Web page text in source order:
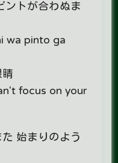
ントが合わぬま
wa pinto ga
睛
focus on your
始まりのよう